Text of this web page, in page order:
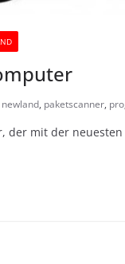
newland, paketscanner, pro
mit der neuesten